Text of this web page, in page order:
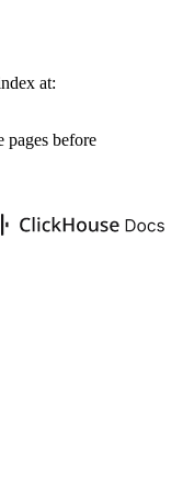
at:
pages before